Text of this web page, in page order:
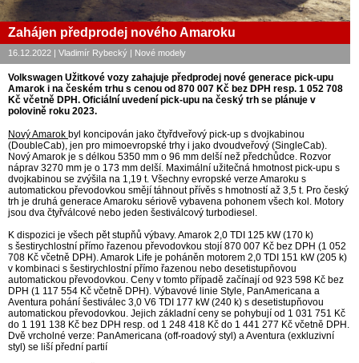
Zahájen předprodej nového Amaroku
16.12.2022 | Vladimír Rybecký | Nové modely
Volkswagen Užitkové vozy zahajuje předprodej nové generace pick-upu
Amarok i na českém trhu s cenou od 870 007 Kč bez DPH resp. 1 052 708
Kč včetně DPH. Oficiální uvedení pick-upu na český trh se plánuje v
polovině roku 2023.
Nový Amarok byl koncipován jako čtyřdveřový pick-up s dvojkabinou
(DoubleCab), jen pro mimoevropské trhy i jako dvoudveřový (SingleCab).
Nový Amarok je s délkou 5350 mm o 96 mm delší než předchůdce. Rozvor
náprav 3270 mm je o 173 mm delší. Maximální užitečná hmotnost pick-upu s
dvojkabinou se zvýšila na 1,19 t. Všechny evropské verze Amaroku s
automatickou převodovkou smějí táhnout přívěs s hmotností až 3,5 t. Pro český
trh je druhá generace Amaroku sériově vybavena pohonem všech kol. Motory
jsou dva čtyřválcové nebo jeden šestiválcový turbodiesel.
K dispozici je všech pět stupňů výbavy. Amarok 2,0 TDI 125 kW (170 k)
s šestirychlostní přímo řazenou převodovkou stojí 870 007 Kč bez DPH (1 052
708 Kč včetně DPH). Amarok Life je poháněn motorem 2,0 TDI 151 kW (205 k)
v kombinaci s šestirychlostní přímo řazenou nebo desetistupňovou
automatickou převodovkou. Ceny v tomto případě začínají od 923 598 Kč bez
DPH (1 117 554 Kč včetně DPH). Výbavové linie Style, PanAmericana a
Aventura pohání šestiválec 3,0 V6 TDI 177 kW (240 k) s desetistupňovou
automatickou převodovkou. Jejich základní ceny se pohybují od 1 031 751 Kč
do 1 191 138 Kč bez DPH resp. od 1 248 418 Kč do 1 441 277 Kč včetně DPH.
Dvě vrcholné verze: PanAmericana (off-roadový styl) a Aventura (exkluzivní
styl) se liší přední partií